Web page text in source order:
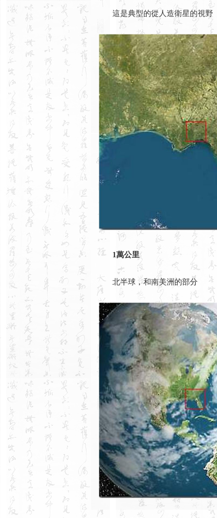
這是典型的從人造衛星的視野
1萬公里
北半球，和南美洲的部分